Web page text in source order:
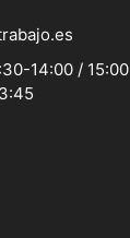
14:00 /